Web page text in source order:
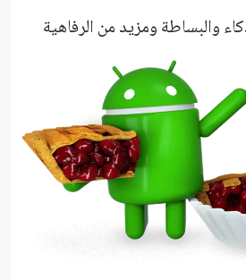
والبساطة ومزيد من الرفاهية